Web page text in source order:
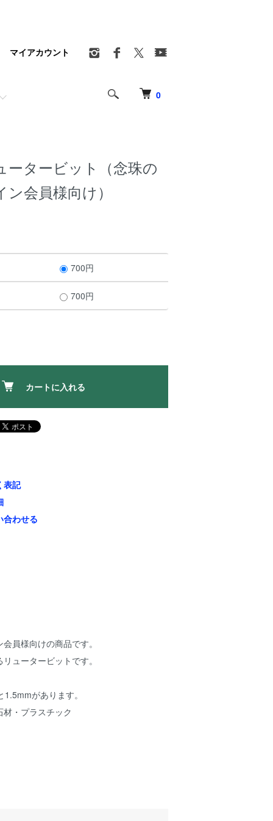
0
マイアカウント
ータービット（念珠の
会員様向け）
700円
700円
カートに入れる
表記
合わせる
員様向けの商品です。
ュータービットです。
があります。
・プラスチック